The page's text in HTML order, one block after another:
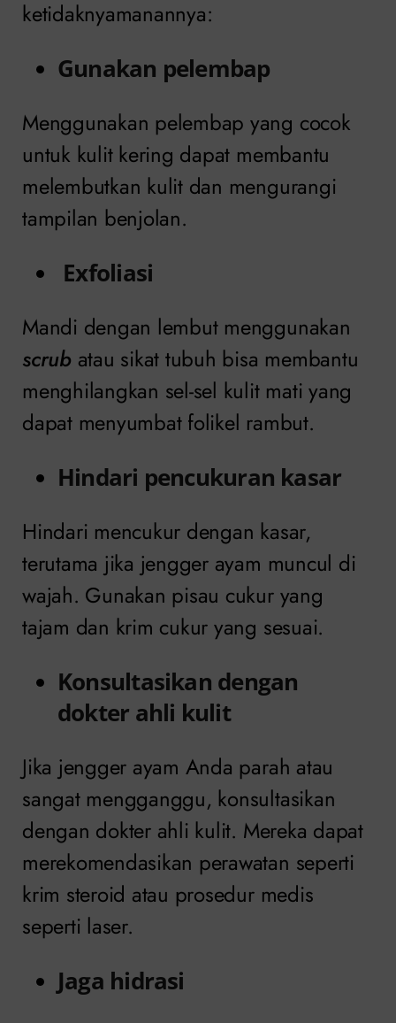
ketidaknyamanannya:
Gunakan pelembap
Menggunakan pelembap yang cocok
untuk kulit kering dapat membantu
melembutkan kulit dan mengurangi
tampilan benjolan.
Exfoliasi
Mandi dengan lembut menggunakan
scrub atau sikat tubuh bisa membantu
menghilangkan sel-sel kulit mati yang
dapat menyumbat folikel rambut.
Hindari pencukuran kasar
Hindari mencukur dengan kasar,
terutama jika jengger ayam muncul di
wajah. Gunakan pisau cukur yang
tajam dan krim cukur yang sesuai.
Konsultasikan dengan
dokter ahli kulit
Jika jengger ayam Anda parah atau
sangat mengganggu, konsultasikan
dengan dokter ahli kulit. Mereka dapat
merekomendasikan perawatan seperti
krim steroid atau prosedur medis
seperti laser.
Jaga hidrasi